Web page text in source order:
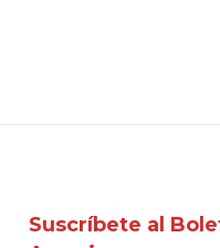
Suscríbete al